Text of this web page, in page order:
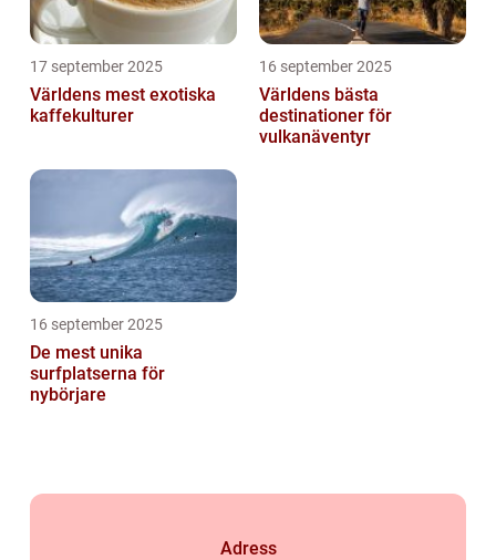
17 september 2025
Världens mest exotiska
kaffekulturer
16 september 2025
Världens bästa
destinationer för
vulkanäventyr
16 september 2025
De mest unika
surfplatserna för
nybörjare
Adress